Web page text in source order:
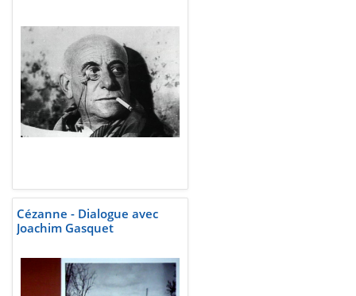
Cézanne - Dialogue avec
Joachim Gasquet